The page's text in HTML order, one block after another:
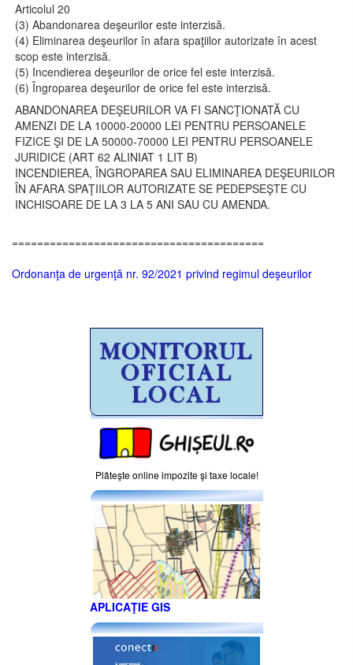
Articolul 20
(3) Abandonarea deşeurilor este interzisă.
(4) Eliminarea deşeurilor în afara spaţiilor autorizate în acest
scop este interzisă.
(5) Incendierea deşeurilor de orice fel este interzisă.
(6) Îngroparea deşeurilor de orice fel este interzisă.
ABANDONAREA DEŞEURILOR VA FI SANCŢIONATĂ CU
AMENZI DE LA 10000-20000 LEI PENTRU PERSOANELE
FIZICE ŞI DE LA 50000-70000 LEI PENTRU PERSOANELE
JURIDICE (ART 62 ALINIAT 1 LIT B)
INCENDIEREA, ÎNGROPAREA SAU ELIMINAREA DEŞEURILOR
ÎN AFARA SPAŢIILOR AUTORIZATE SE PEDEPSEŞTE CU
INCHISOARE DE LA 3 LA 5 ANI SAU CU AMENDA.
========================================
Ordonanţa de urgenţă nr. 92/2021 privind regimul deşeurilor
Plăteşte online impozite şi taxe locale!
APLICAŢIE GIS